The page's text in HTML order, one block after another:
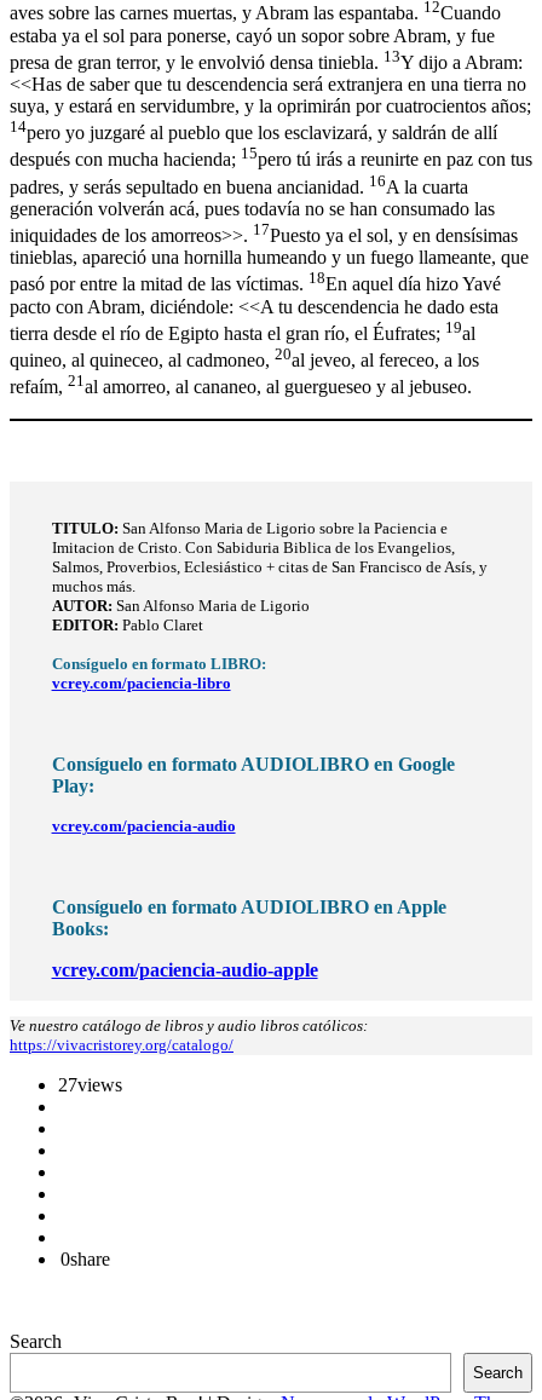
aves sobre las carnes muertas, y Abram las espantaba. 12Cuando
estaba ya el sol para ponerse, cayó un sopor sobre Abram, y fue
presa de gran terror, y le envolvió densa tiniebla. 13Y dijo a Abram:
<<Has de saber que tu descendencia será extranjera en una tierra no
suya, y estará en servidumbre, y la oprimirán por cuatrocientos años;
14pero yo juzgaré al pueblo que los esclavizará, y saldrán de allí
después con mucha hacienda; 15pero tú irás a reunirte en paz con tus
padres, y serás sepultado en buena ancianidad. 16A la cuarta
generación volverán acá, pues todavía no se han consumado las
iniquidades de los amorreos>>. 17Puesto ya el sol, y en densísimas
tinieblas, apareció una hornilla humeando y un fuego llameante, que
pasó por entre la mitad de las víctimas. 18En aquel día hizo Yavé
pacto con Abram, diciéndole: <<A tu descendencia he dado esta
tierra desde el río de Egipto hasta el gran río, el Éufrates; 19al
quineo, al quineceo, al cadmoneo, 20al jeveo, al fereceo, a los
refaím, 21al amorreo, al cananeo, al guergueseo y al jebuseo.
TITULO: San Alfonso Maria de Ligorio sobre la Paciencia e
Imitacion de Cristo. Con Sabiduria Biblica de los Evangelios,
Salmos, Proverbios, Eclesiástico + citas de San Francisco de Asís, y
muchos más.
AUTOR: San Alfonso Maria de Ligorio
EDITOR: Pablo Claret
Consíguelo en formato LIBRO:
vcrey.com/paciencia-libro
Consíguelo en formato AUDIOLIBRO en Google
Play:
vcrey.com/paciencia-audio
Consíguelo en formato AUDIOLIBRO en Apple
Books:
vcrey.com/paciencia-audio-apple
Ve nuestro catálogo de libros y audio libros católicos:
https://vivacristorey.org/catalogo/
27views
0share
Search
Search